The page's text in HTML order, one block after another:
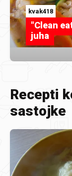
kvak418
"Clean
juha
Recepti
sastojke